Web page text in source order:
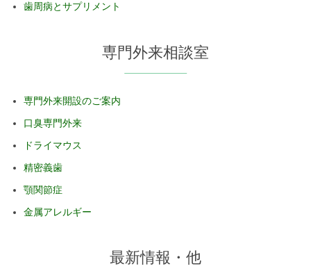
歯周病とサプリメント
専門外来相談室
専門外来開設のご案内
口臭専門外来
ドライマウス
精密義歯
顎関節症
金属アレルギー
最新情報・他